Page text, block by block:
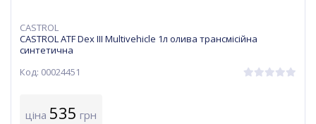
CASTROL
CASTROL ATF Dex III Multivehicle 1л олива трансмісійна
синтетична
Код: 00024451
ціна 535 грн